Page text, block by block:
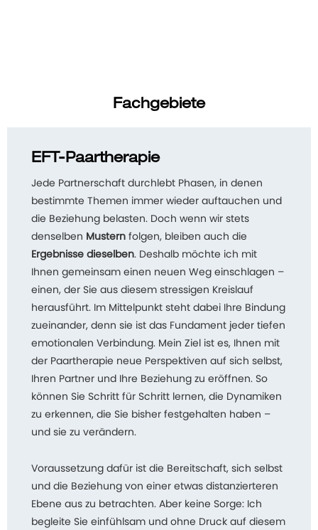
Fachgebiete
EFT-Paartherapie
Jede Partnerschaft durchlebt Phasen, in denen
bestimmte Themen immer wieder auftauchen und
die Beziehung belasten. Doch wenn wir stets
denselben Mustern folgen, bleiben auch die
Ergebnisse dieselben. Deshalb möchte ich mit
Ihnen gemeinsam einen neuen Weg einschlagen –
einen, der Sie aus diesem stressigen Kreislauf
herausführt. Im Mittelpunkt steht dabei Ihre Bindung
zueinander, denn sie ist das Fundament jeder tiefen
emotionalen Verbindung. Mein Ziel ist es, Ihnen mit
der Paartherapie neue Perspektiven auf sich selbst,
Ihren Partner und Ihre Beziehung zu eröffnen. So
können Sie Schritt für Schritt lernen, die Dynamiken
zu erkennen, die Sie bisher festgehalten haben –
und sie zu verändern.
Voraussetzung dafür ist die Bereitschaft, sich selbst
und die Beziehung von einer etwas distanzierteren
Ebene aus zu betrachten. Aber keine Sorge: Ich
begleite Sie einfühlsam und ohne Druck auf diesem